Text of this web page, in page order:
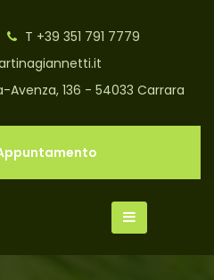
T +39 351 791 7779
Avenza, 136 - 54033 Carrara